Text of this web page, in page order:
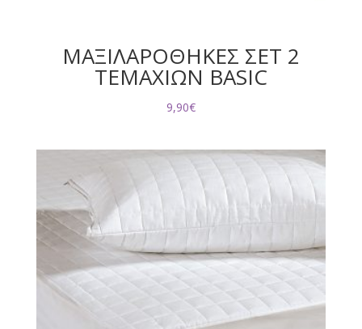
ΜΑΞΙΛΑΡΟΘΗΚΕΣ ΣΕΤ 2
ΤΕΜΑΧΙΩΝ BASIC
9,90€